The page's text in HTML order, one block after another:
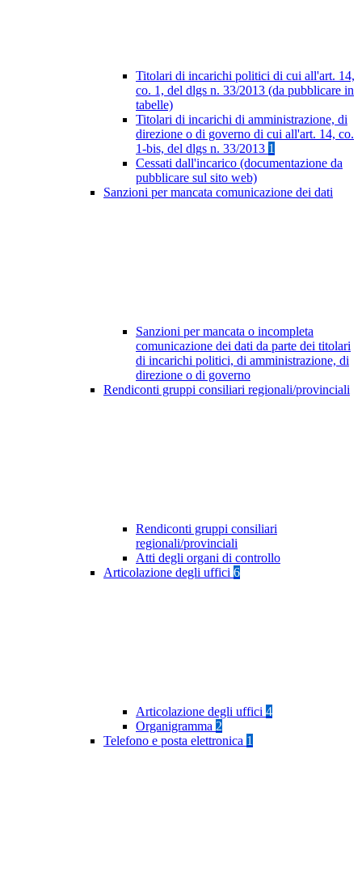
Titolari di incarichi politici di cui all'art. 14,
co. 1, del dlgs n. 33/2013 (da pubblicare in
tabelle)
Titolari di incarichi di amministrazione, di
direzione o di governo di cui all'art. 14, co.
1-bis, del dlgs n. 33/2013 1
Cessati dall'incarico (documentazione da
pubblicare sul sito web)
Sanzioni per mancata comunicazione dei dati
Sanzioni per mancata o incompleta
comunicazione dei dati da parte dei titolari
di incarichi politici, di amministrazione, di
direzione o di governo
Rendiconti gruppi consiliari regionali/provinciali
Rendiconti gruppi consiliari
regionali/provinciali
Atti degli organi di controllo
Articolazione degli uffici 6
Articolazione degli uffici 4
Organigramma 2
Telefono e posta elettronica 1